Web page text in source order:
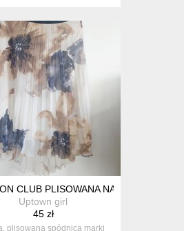
CLUB PLISOWANA NA GUMIE
Uptown girl
45 zł
plisowana spódnica marki